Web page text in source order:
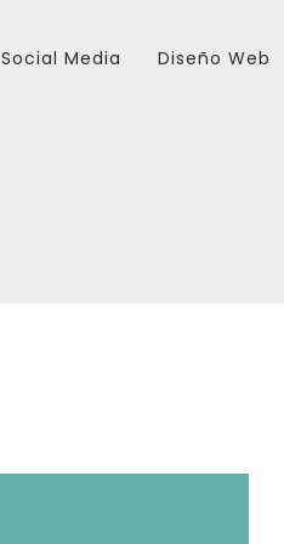
Social Media Diseño Web